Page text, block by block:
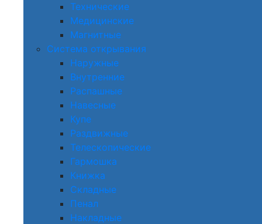
Технические
Медицинские
Магнитные
Система открывания
Наружные
Внутренние
Распашные
Навесные
Купе
Раздвижные
Телескопические
Гармошка
Книжка
Складные
Пенал
Накладные